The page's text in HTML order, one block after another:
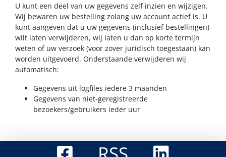
U kunt een deel van uw gegevens zelf inzien en wijzigen.
Wij bewaren uw bestelling zolang uw account actief is. U
kunt aangeven dat u uw gegevens (inclusief bestellingen)
wilt laten verwijderen, wij laten u dan op korte termijn
weten of uw verzoek (voor zover juridisch toegestaan) kan
worden uitgevoerd. Onderstaande verwijderen wij
automatisch:
Gegevens uit logfiles iedere 3 maanden
Gegevens van niet-geregistreerde
bezoekers/gebruikers ieder uur